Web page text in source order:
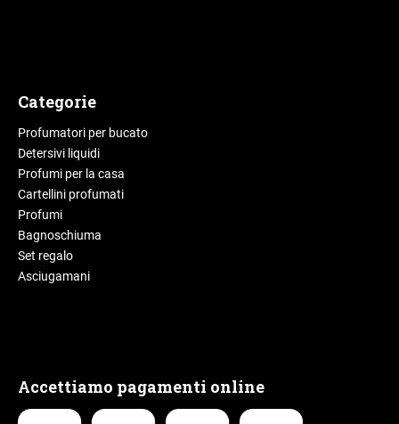
Categorie
Profumatori per bucato
Detersivi liquidi
Profumi per la casa
Cartellini profumati
Profumi
Bagnoschiuma
Set regalo
Asciugamani
Accettiamo pagamenti online